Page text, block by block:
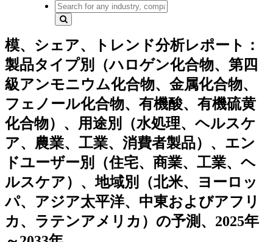
模、シェア、トレンド分析レポート：
製品タイプ別（ハロゲン化合物、第四
級アンモニウム化合物、金属化合物、
フェノール化合物、有機酸、有機硫黄
化合物）、用途別（水処理、ヘルスケ
ア、農業、工業、消費者製品）、エン
ドユーザー別（住宅、商業、工業、ヘ
ルスケア）、地域別（北米、ヨーロッ
パ、アジア太平洋、中東およびアフリ
カ、ラテンアメリカ）の予測、2025年